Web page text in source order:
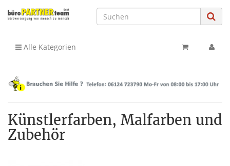
Alle Kategorien
Künstlerfarben, Malfarben und
Zubehör